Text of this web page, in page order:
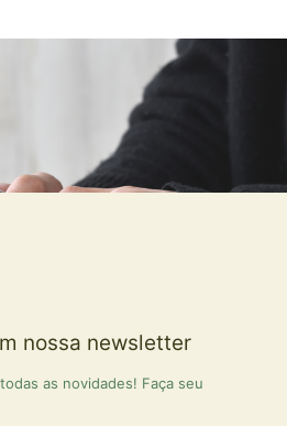
nossa newsletter
as novidades! Faça seu